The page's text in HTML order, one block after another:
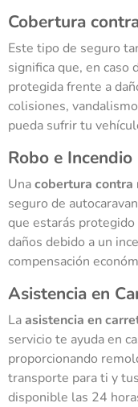
Cobertura
Este tipo de seguro
significa que, en caso
protegida frente a
colisiones,
pueda sufrir tu
Robo e Incendio
Unacobertura contra
seguro de
que estarás protegido
daños debido a un
compensación
Asistencia en
Laasistencia en
servicio te ayuda en
proporcionando
transporte para ti y
disponible las 24